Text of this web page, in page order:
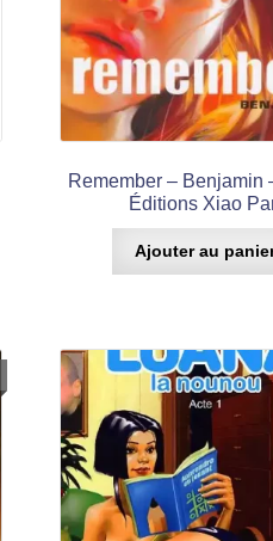
Remember – Benjamin
Éditions Xiao
Ajouter au